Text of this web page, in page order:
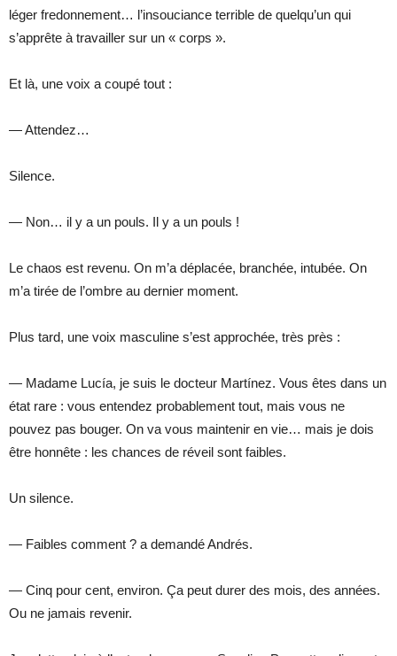
léger fredonnement… l’insouciance terrible de quelqu’un qui
s’apprête à travailler sur un « corps ».
Et là, une voix a coupé tout :
— Attendez…
Silence.
— Non… il y a un pouls. Il y a un pouls !
Le chaos est revenu. On m’a déplacée, branchée, intubée. On
m’a tirée de l’ombre au dernier moment.
Plus tard, une voix masculine s’est approchée, très près :
— Madame Lucía, je suis le docteur Martínez. Vous êtes dans un
état rare : vous entendez probablement tout, mais vous ne
pouvez pas bouger. On va vous maintenir en vie… mais je dois
être honnête : les chances de réveil sont faibles.
Un silence.
— Faibles comment ? a demandé Andrés.
— Cinq pour cent, environ. Ça peut durer des mois, des années.
Ou ne jamais revenir.